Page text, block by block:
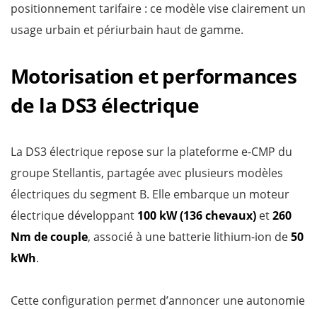
positionnement tarifaire : ce modèle vise clairement un
usage urbain et périurbain haut de gamme.
Motorisation et performances
de la DS3 électrique
La DS3 électrique repose sur la plateforme e-CMP du
groupe Stellantis, partagée avec plusieurs modèles
électriques du segment B. Elle embarque un moteur
électrique développant 100 kW (136 chevaux) et260
Nm de couple, associé à une batterie lithium-ion de50
kWh.
Cette configuration permet d’annoncer une autonomie